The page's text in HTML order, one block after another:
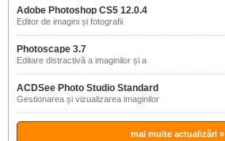
Adobe Photoshop CS5 12.0.4
Editor de imagini și fotografii
Photoscape 3.7
Editare distractivă a imaginilor și a
ACDSee Photo Studio Standard
2021
Gestionarea și vizualizarea imaginilor
mai multe actualizări »